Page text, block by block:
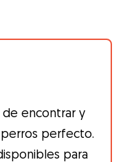
de encontrar y
perfecto.
para